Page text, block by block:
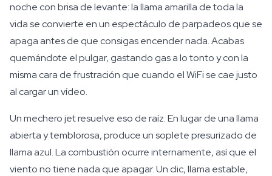
noche con brisa de levante: la llama amarilla de toda la
vida se convierte en un espectáculo de parpadeos que se
apaga antes de que consigas encender nada. Acabas
quemándote el pulgar, gastando gas a lo tonto y con la
misma cara de frustración que cuando el WiFi se cae justo
al cargar un vídeo.
Un mechero jet resuelve eso de raíz. En lugar de una llama
abierta y temblorosa, produce un soplete presurizado de
llama azul. La combustión ocurre internamente, así que el
viento no tiene nada que apagar. Un clic, llama estable,